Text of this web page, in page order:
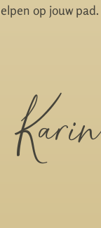
op jouw pad.
Karin